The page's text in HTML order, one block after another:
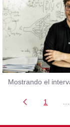
Mostrando el
Página
1